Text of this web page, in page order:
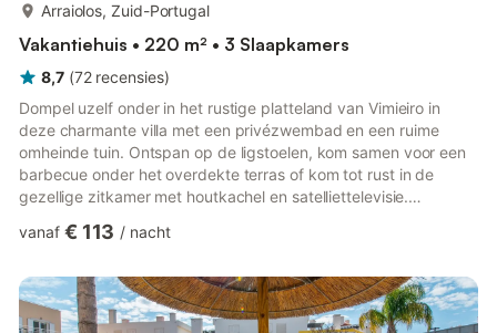
Arraiolos, Zuid-Portugal
Vakantiehuis • 220 m² • 3 Slaapkamers
8,7 (72 recensies)
Dompel uzelf onder in het rustige platteland van Vimieiro in
deze charmante villa met een privézwembad en een ruime
omheinde tuin. Ontspan op de ligstoelen, kom samen voor een
barbecue onder het overdekte terras of kom tot rust in de
gezellige zitkamer met houtkachel en satelliettelevisie.
kinderbed en kinderstoel het ideaal maken voor gezinnen. De
boek of een diner in de open lucht, omringd door de natuur. Op
slechts 3 km van het centrum van Vimieiro kunnen gasten lok...
vanaf € 113 / nacht